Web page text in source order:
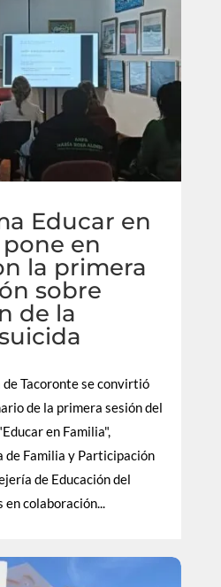
Educar en
en
la primera
sobre
de la
de Tacoronte se convirtió
de la primera sesión del
en Familia",
de Familia y Participación
de Educación del
en colaboración...